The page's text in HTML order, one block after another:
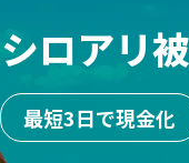
シロアリ
最短3日で現金化